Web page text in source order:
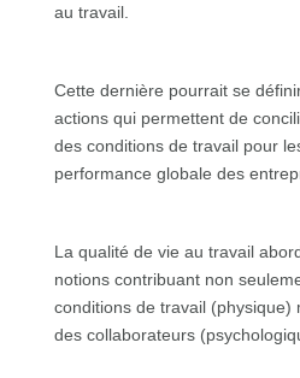
au travail.
Cette dernière pourrait se
actions qui permettent de
des conditions de travail pour
performance globale des
La qualité de vie au travail
notions contribuant non
conditions de travail (physique)
des collaborateurs